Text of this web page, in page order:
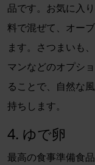
品です。お気に入
料で混ぜて、オー
ます。さつまいも
マンなどのオプシ
ることで、自然な
持ちします。
4. ゆで卵
最高の食事準備食